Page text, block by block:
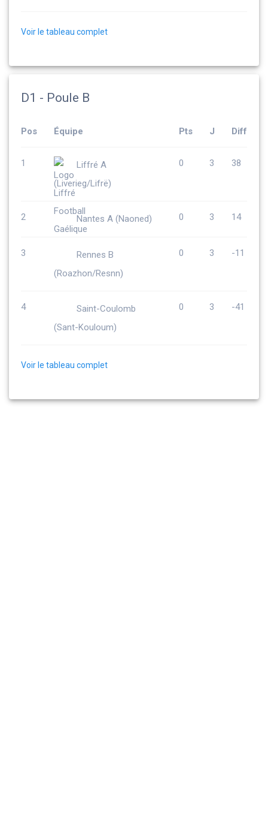
Voir le tableau complet
D1 - Poule B
Pos Équipe Pts J Diff
1
Liffré A
(Liverieg/Lifrë)
0 3 38
2 Nantes A (Naoned) 0 3 14
3
Rennes B
(Roazhon/Resnn)
0 3 -11
4
Saint-Coulomb
(Sant-Kouloum)
0 3 -41
Voir le tableau complet